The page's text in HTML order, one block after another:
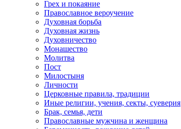
Грех и покаяние
Православное вероучение
Духовная борьба
Духовная жизнь
Духовничество
Монашество
Молитва
Пост
Милостыня
Личности
Церковные правила, традиции
Иные религии, учения, секты, суеверия
Брак, семья, дети
Православные мужчина и женщина